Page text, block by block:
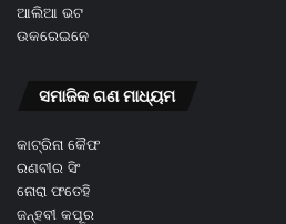
ଆଲିଆ ଭଟ
ଉକରେଇନେ
ସମାଜିକ ଗଣ ମାଧ୍ୟମ
କାଟ୍ରିନା କୈଫ
ରଣବୀର ସିଂ
ନୋରା ଫତେହି
ଜନ୍ହବୀ କପୂର